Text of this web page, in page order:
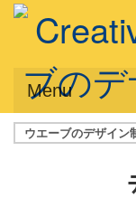
Menu
サービス概要
デザインプラン
ウエーブのデザイン